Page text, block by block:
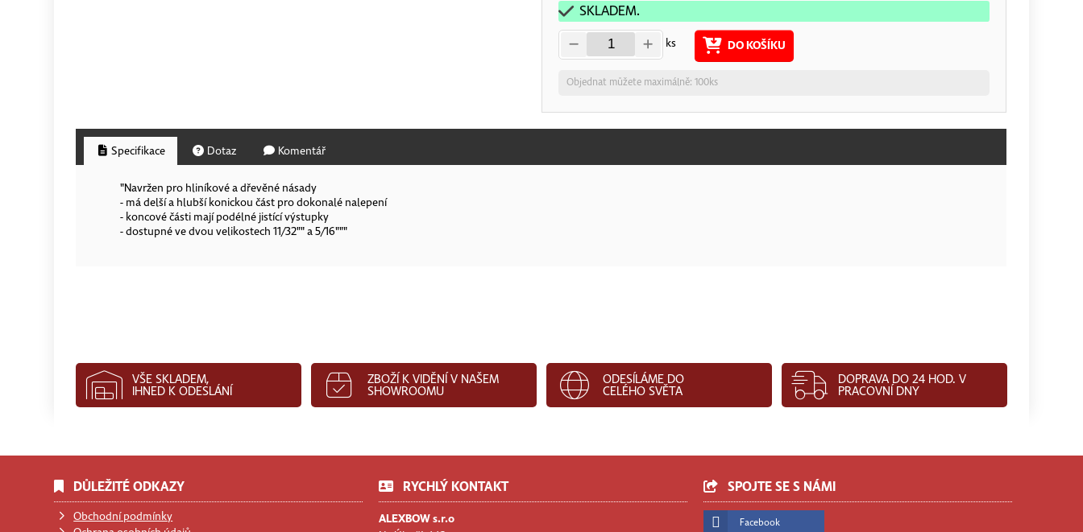
SKLADEM.
ks DO KOŠÍKU
Objednat můžete maximálně: 100ks
Specifikace Dotaz Komentář
"Navržen pro hliníkové a dřevěné násady
- má delší a hlubší konickou část pro dokonalé nalepení
- koncové části mají podélné jistící výstupky
- dostupné ve dvou velikostech 11/32"" a 5/16"""
VŠE SKLADEM,
IHNED K ODESLÁNÍ
ZBOŽÍ K VIDĚNÍ V NAŠEM
SHOWROOMU
ODESÍLÁME DO
CELÉHO SVĚTA
DOPRAVA DO 24 HOD. V
PRACOVNÍ DNY
DŮLEŽITÉ ODKAZY
Obchodní podmínky
RYCHLÝ KONTAKT
ALEXBOW s.r.o
SPOJTE SE S NÁMI
Facebook